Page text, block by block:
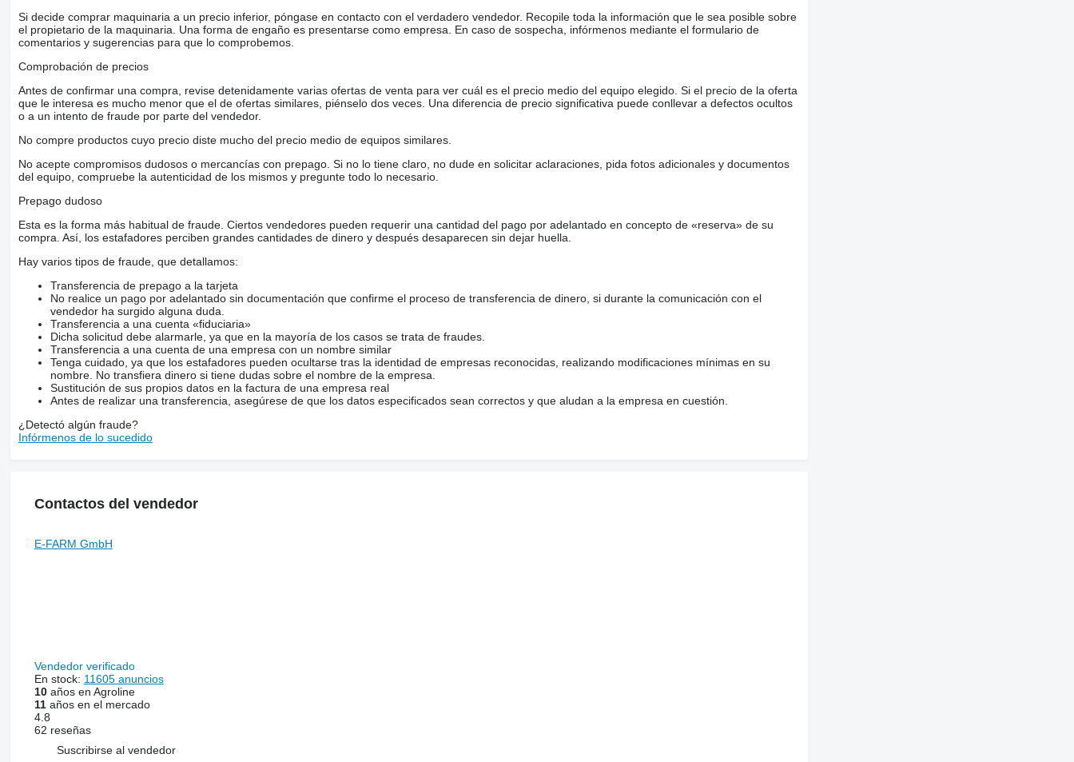
Si decide comprar maquinaria a un precio inferior, póngase en contacto con el verdadero vendedor. Recopile toda la información que le sea posible sobre
el propietario de la maquinaria. Una forma de engaño es presentarse como empresa. En caso de sospecha, infórmenos mediante el formulario de
comentarios y sugerencias para que lo comprobemos.
Comprobación de precios
Antes de confirmar una compra, revise detenidamente varias ofertas de venta para ver cuál es el precio medio del equipo elegido. Si el precio de la oferta
que le interesa es mucho menor que el de ofertas similares, piénselo dos veces. Una diferencia de precio significativa puede conllevar a defectos ocultos
o a un intento de fraude por parte del vendedor.
No compre productos cuyo precio diste mucho del precio medio de equipos similares.
No acepte compromisos dudosos o mercancías con prepago. Si no lo tiene claro, no dude en solicitar aclaraciones, pida fotos adicionales y documentos
del equipo, compruebe la autenticidad de los mismos y pregunte todo lo necesario.
Prepago dudoso
Esta es la forma más habitual de fraude. Ciertos vendedores pueden requerir una cantidad del pago por adelantado en concepto de «reserva» de su
compra. Así, los estafadores perciben grandes cantidades de dinero y después desaparecen sin dejar huella.
Hay varios tipos de fraude, que detallamos:
Transferencia de prepago a la tarjeta
No realice un pago por adelantado sin documentación que confirme el proceso de transferencia de dinero, si durante la comunicación con el
vendedor ha surgido alguna duda.
Transferencia a una cuenta «fiduciaria»
Dicha solicitud debe alarmarle, ya que en la mayoría de los casos se trata de fraudes.
Transferencia a una cuenta de una empresa con un nombre similar
Tenga cuidado, ya que los estafadores pueden ocultarse tras la identidad de empresas reconocidas, realizando modificaciones mínimas en su
nombre. No transfiera dinero si tiene dudas sobre el nombre de la empresa.
Sustitución de sus propios datos en la factura de una empresa real
Antes de realizar una transferencia, asegúrese de que los datos especificados sean correctos y que aludan a la empresa en cuestión.
¿Detectó algún fraude?
Infórmenos de lo sucedido
Contactos del vendedor
E-FARM GmbH
Vendedor verificado
En stock: 11605 anuncios
10años en Agroline
11años en el mercado
4.8
62 reseñas
Suscribirse al vendedor